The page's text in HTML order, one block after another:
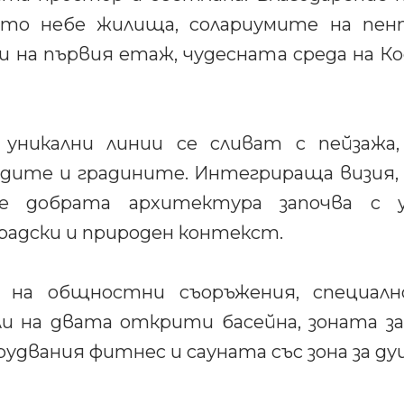
небе жилища, солариумите на
на първия етаж, чудесната среда на
линии се сливат с пейзажа,
и градините. Интегрираща визия,
добрата архитектура започва с
и природен контекст.
общностни съоръжения,
на двата открити басейна, зоната
фитнес и сауната със зона за